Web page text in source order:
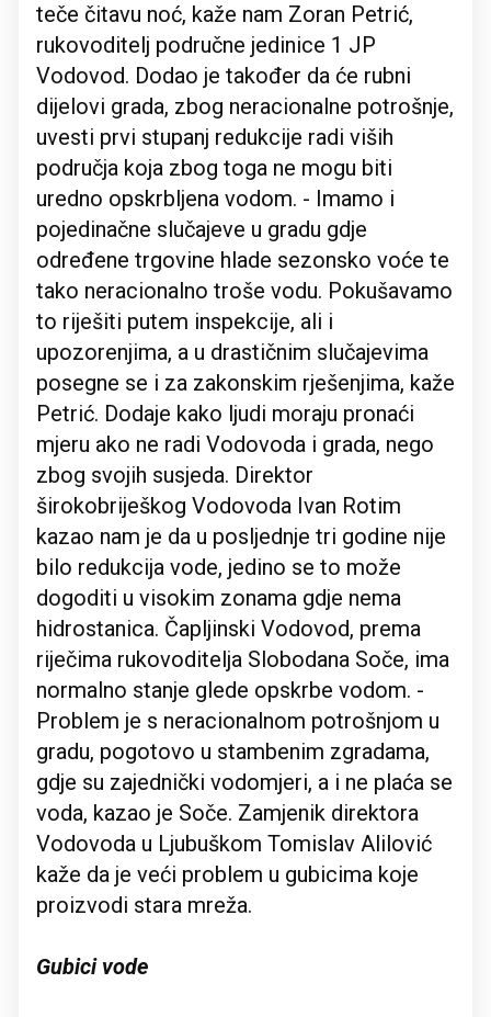
teče čitavu noć, kaže nam Zoran Petrić,
rukovoditelj područne jedinice 1 JP
Vodovod. Dodao je također da će rubni
dijelovi grada, zbog neracionalne potrošnje,
uvesti prvi stupanj redukcije radi viših
područja koja zbog toga ne mogu biti
uredno opskrbljena vodom. - Imamo i
pojedinačne slučajeve u gradu gdje
određene trgovine hlade sezonsko voće te
tako neracionalno troše vodu. Pokušavamo
to riješiti putem inspekcije, ali i
upozorenjima, a u drastičnim slučajevima
posegne se i za zakonskim rješenjima, kaže
Petrić. Dodaje kako ljudi moraju pronaći
mjeru ako ne radi Vodovoda i grada, nego
zbog svojih susjeda. Direktor
širokobriješkog Vodovoda Ivan Rotim
kazao nam je da u posljednje tri godine nije
bilo redukcija vode, jedino se to može
dogoditi u visokim zonama gdje nema
hidrostanica. Čapljinski Vodovod, prema
riječima rukovoditelja Slobodana Soče, ima
normalno stanje glede opskrbe vodom. -
Problem je s neracionalnom potrošnjom u
gradu, pogotovo u stambenim zgradama,
gdje su zajednički vodomjeri, a i ne plaća se
voda, kazao je Soče. Zamjenik direktora
Vodovoda u Ljubuškom Tomislav Alilović
kaže da je veći problem u gubicima koje
proizvodi stara mreža.
Gubici vode